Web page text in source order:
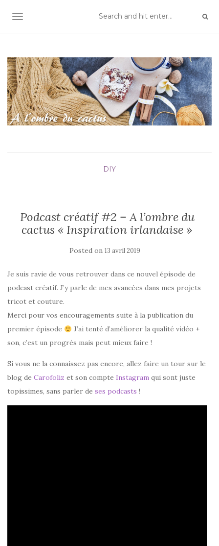
TOGGLE NAVIGATION
DIY
Podcast créatif #2 – A l’ombre du
cactus « Inspiration irlandaise »
Posted on 13 avril 2019
Je suis ravie de vous retrouver dans ce nouvel épisode de
podcast créatif. J’y parle de mes avancées dans mes projets
tricot et couture.
Merci pour vos encouragements suite à la publication du
premier épisode
J’ai tenté d’améliorer la qualité vidéo +
son, c’est un progrès mais peut mieux faire !
Si vous ne la connaissez pas encore, allez faire un tour sur le
blog de Carofoliz et son compte Instagram qui sont juste
topissimes, sans parler de ses podcasts !